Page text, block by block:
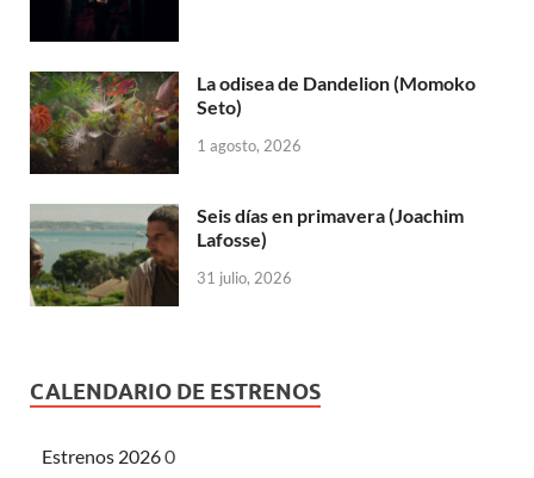
La odisea de Dandelion (Momoko
Seto)
1 agosto, 2026
Seis días en primavera (Joachim
Lafosse)
31 julio, 2026
CALENDARIO DE ESTRENOS
Estrenos 20260